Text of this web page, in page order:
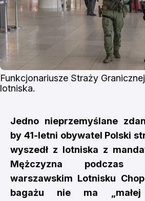
Funkcjonariusze Straży
lotniska.
Jedno nieprzemyślane
by 41-letni obywatel Polski
wyszedł z lotniska z
Mężczyzna podczas
warszawskim Lotnisku
bagażu nie ma